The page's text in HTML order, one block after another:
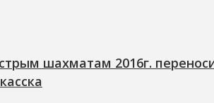
шахматам 2016г.